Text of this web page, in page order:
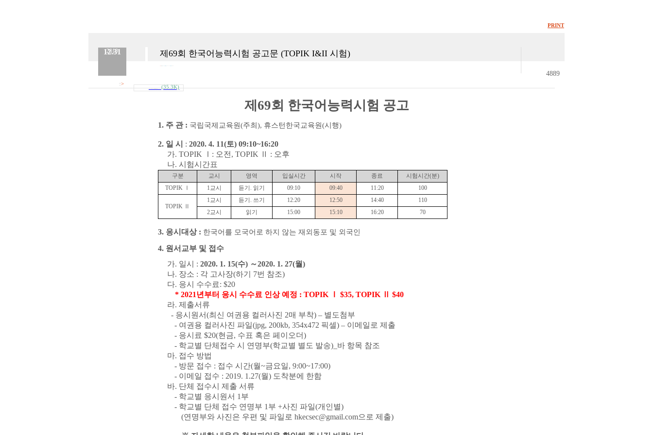
PRINT
2019
12.31 제69회 한국어능력시험 공고문 (TOPIK I&II 시험)
4889
>
(35.3K)
제 69회 한국어능력시험 공고
1. 주 관: 국립국제교육원(주최), 휴스턴한국교육원(시행)
2. 일 시 : 2020. 4. 11(토) 09:10~16:20
가. TOPIK Ⅰ: 오전 , TOPIK Ⅱ : 오후
나. 시험시간표
구분 교시 영역 입실시간 시작 종료 시험시간(분)
TOPIK Ⅰ
1교시 듣기 . 읽기 09:10 09:40 11:20 100
TOPIK Ⅱ
1교시 듣기 . 쓰기 12:20 12:50 14:40
110
2교시 읽기 15:00 15:10 16:20 70
3. 응시대상: 한국어를 모국어로 하지 않는 재외동포 및 외국인
4. 원서교부 및 접수
가. 일시 : 2020. 1. 15(수) ～2020. 1. 27(월)
나. 장소 : 각 고사장(하기 7번 참조)
다. 응시 수수료: $20
* 2021 년부터 응시 수수료 인상 예정 : TOPIK Ⅰ $35, TOPIK Ⅱ $40
라. 제출서류
- 응시원서(최신 여권용 컬러사진 2매 부착) – 별도첨부
- 여권용 컬러사진 파일(jpg, 200kb, 354x472 픽셀) – 이메일로 제출
- 응시료 $20(현금, 수표 혹은 페이오더)
- 학교별 단체접수 시 연명부(학교별 별도 발송)_ 바 항목 참조
마. 접수 방법
- 방문 접수 : 접수 시간(월~금요일, 9:00~17:00)
- 이메일 접수 : 2019. 1.27(월) 도착분에 한함
바. 단체 접수시 제출 서류
- 학교별 응시원서 1 부
- 학교별 단체 접수 연명부 1 부 +사진 파일(개인별)
(연명부와 사진은 우편 및 파일로 hkecsec@gmail.com으로 제출)